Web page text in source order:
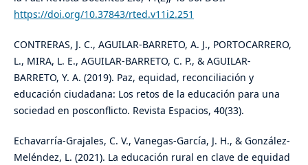
https://doi.org/10.37843/rted.v11i2.251
CONTRERAS, J. C., AGUILAR-BARRETO, A. J., PORTOCARRERO,
L., MIRA, L. E., AGUILAR-BARRETO, C. P., & AGUILAR-
BARRETO, Y. A. (2019). Paz, equidad, reconciliación y
educación ciudadana: Los retos de la educación para una
sociedad en posconflicto. Revista Espacios, 40(33).
Echavarría-Grajales, C. V., Vanegas-García, J. H., & González-
Meléndez, L. (2021). La educación rural en clave de equidad